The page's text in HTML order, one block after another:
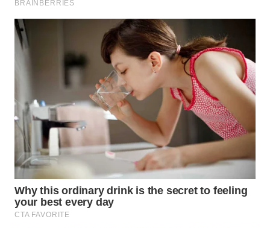
PURWAKARTA
PRIANGAN
TIMUR
WN
SEMARANG
WN
SOLO